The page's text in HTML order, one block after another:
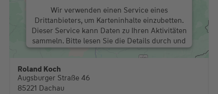
Wir verwenden einen Service eines
Drittanbieters, um Karteninhalte einzubetten.
Dieser Service kann Daten zu Ihren Aktivitäten
sammeln. Bitte lesen Sie die Details durch und
stimmen Sie der Nutzung des Service zu, um
diese Karte anzuzeigen.
Mehr Informationen
Roland Koch
Augsburger Straße 46
85221 Dachau